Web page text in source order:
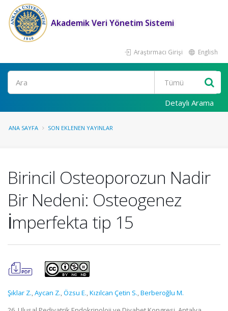
Akademik Veri Yönetim Sistemi
Araştırmacı Girişi English
Ara
Detaylı Arama
ANA SAYFA SON EKLENEN YAYINLAR
Birincil Osteoporozun Nadir
Bir Nedeni: Osteogenez
İmperfekta tip 15
Şıklar Z.,Aycan Z.,Özsu E.,Kızılcan Çetin S.,Berberoğlu M.